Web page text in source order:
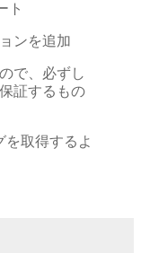
ト
ンを追加
で、必ずし
証するもの
を取得するよ